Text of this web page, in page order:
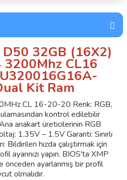
32GB (16X2)
3200Mhz CL16
Kit Ram
CL 16-20-20 Renk: RGB,
kontrol edilebilir
anakart üreticilerinin RGB
1.35V – 1.5V Garanti: Sınırlı
Bildirilen hızda çalıştırmak için
ayarınızı yapın. BIOS'ta XMP
önceden ayarlanmış bir profil
olmalıdır.